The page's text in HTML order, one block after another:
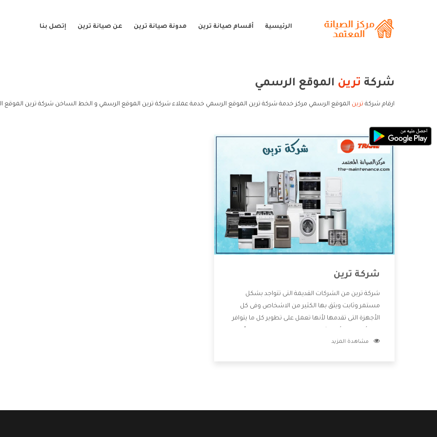
الرئيسية أقسام صيانة ترين مدونة صيانة ترين عن صيانة ترين إتصل بنا
شركة ترين الموقع الرسمي
ارقام شركة ترين الموقع الرسمي مركز خدمة شركة ترين الموقع الرسمي خدمة عملاء شركة ترين الموقع الرسمي و الخط الساخن شركة ترين الموقع
شركة ترين
شركة ترين من الشركات القديمة التى تتواجد بشكل
مستمر وثابت ويثق بها الكثير من الاشخاص وفى كل
الأجهزة التى تقدمها لأنها تعمل على تطوير كل ما يتوافر
خدمات ما بعد البيع مع المنتجات وتقدم للعملاء أقوى
مشاهدة المزيد